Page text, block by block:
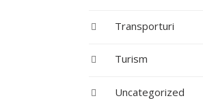
Transporturi
Turism
Uncategorized